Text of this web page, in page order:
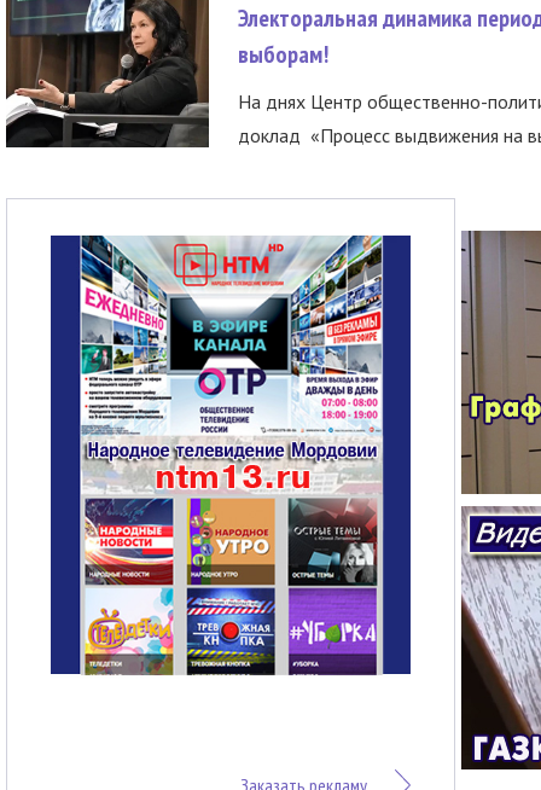
Электоральная динамика
выборам!
На днях Центр общественно-
доклад «Процесс выдвижения на
Заказать рекламу